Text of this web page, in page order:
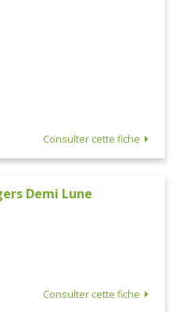
Consulter cette fiche
Demi Lune
Consulter cette fiche